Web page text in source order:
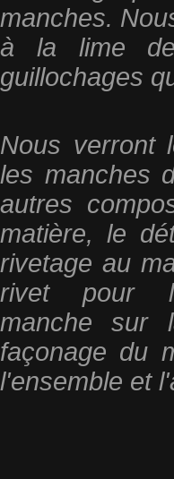
manches.
à la lime de
guillochages
Nous verront
les manches
autres
matière, le
rivetage au
rivet pour
manche sur
façonage du
l'ensemble et